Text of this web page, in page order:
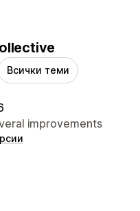
Всички теми
improvements